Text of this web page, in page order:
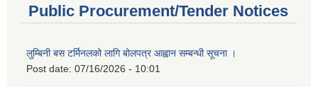
Public Procurement/Tender Notices
लुम्बिनी बस टर्मिनलको लागि बोलपत्र आह्वान सम्बन्धी सूचना ।
Post date: 07/16/2026 - 10:01